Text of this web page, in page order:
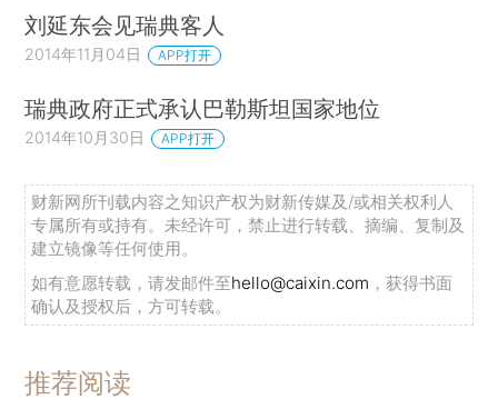
刘延东会见瑞典客人
2014年11月04日 APP打开
瑞典政府正式承认巴勒斯坦国家地位
2014年10月30日 APP打开
财新网所刊载内容之知识产权为财新传媒及/或相关权利人
专属所有或持有。未经许可，禁止进行转载、摘编、复制及
建立镜像等任何使用。
如有意愿转载，请发邮件至hello@caixin.com ，获得书面
确认及授权后，方可转载。
推荐阅读